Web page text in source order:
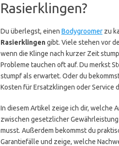
Rasierklingen?
Du überlegst, einen Bodygroomerzu
Rasierklingengibt. Viele stehen vor
wenn die Klinge nach kurzer Zeit
Probleme tauchen oft auf. Du merkst
stumpf als erwartet. Oder du
Kosten für Ersatzklingen oder Service
In diesem Artikel zeige ich dir, welche
zwischen gesetzlicher
musst. Außerdem bekommst du
Garantiefälle und zeige, welche